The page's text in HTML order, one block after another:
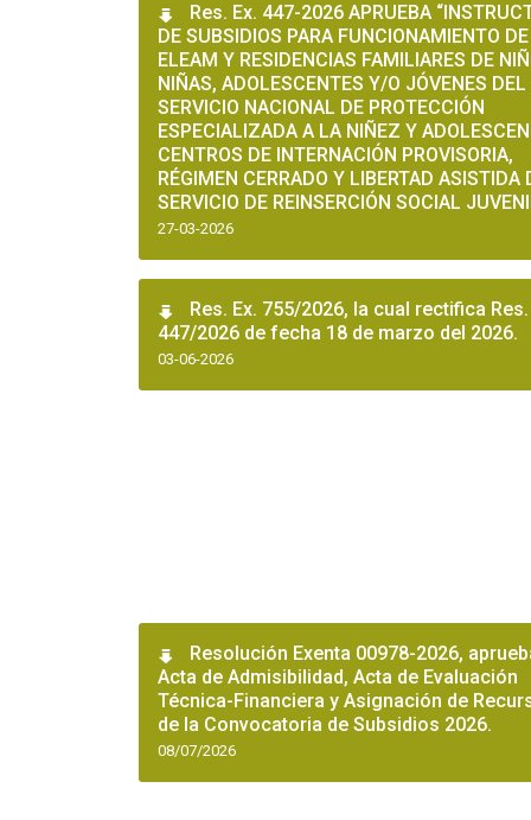
Res. Ex. 447-2026 APRUEBA
DE SUBSIDIOS PARA FUNCIONAMIENTO DE
ELEAM Y RESIDENCIAS FAMILIARES DE
NIÑAS, ADOLESCENTES Y/O JÓVENES DEL
SERVICIO NACIONAL DE PROTECCIÓN
ESPECIALIZADA A LA NIÑEZ Y
CENTROS DE INTERNACIÓN PROVISORIA,
RÉGIMEN CERRADO Y LIBERTAD ASISTIDA
SERVICIO DE REINSERCIÓN SOCIAL
27-03-2026
Res. Ex. 755/2026, la cual rectifica Res.
447/2026 de fecha 18 de marzo del 2026.
03-06-2026
Resolución Exenta 00978-2026,
Acta de Admisibilidad, Acta de Evaluación
Técnica-Financiera y Asignación de
de la Convocatoria de Subsidios 2026.
08/07/2026